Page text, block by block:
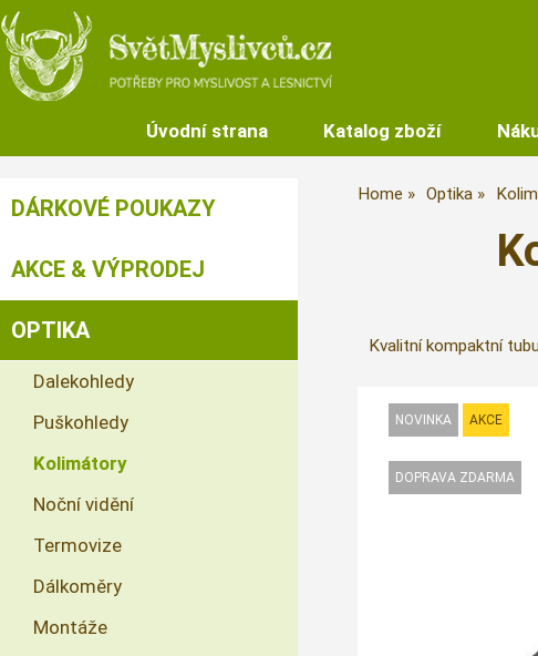
Úvodní strana Katalog zboží
Home Optika
Kvalitní kompaktní
DÁRKOVÉ POUKAZY
AKCE & VÝPRODEJ
OPTIKA
Dalekohledy
Puškohledy
Kolimátory
Noční vidění
Termovize
Dálkoměry
Montáže